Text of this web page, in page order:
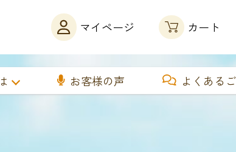
マイページ カート
お客様の声 よくある